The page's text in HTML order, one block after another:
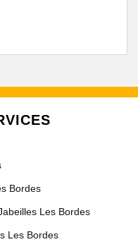
Bordes
Les Bordes
Les Bordes